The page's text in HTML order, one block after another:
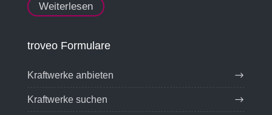
Weiterlesen
troveo Formulare
Kraftwerke anbieten
Kraftwerke suchen